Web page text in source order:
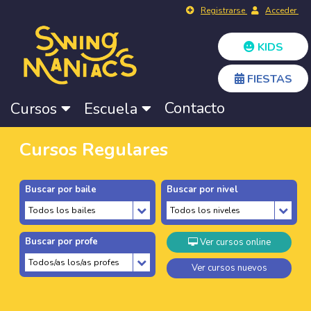
Registrarse Acceder
KIDS
FIESTAS
Cursos Escuela Contacto
Cursos Regulares
Buscar por baile Buscar por nivel
Buscar por profe Ver cursos online
Ver cursos nuevos